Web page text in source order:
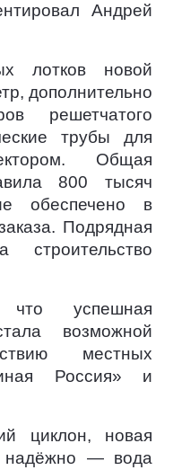
Андрей
лотков новой
дополнительно
решетчатого
трубы для
Общая
800 тысяч
обеспечено в
Подрядная
строительство
что успешная
возможной
местных
Россия» и
циклон, новая
надёжно — вода